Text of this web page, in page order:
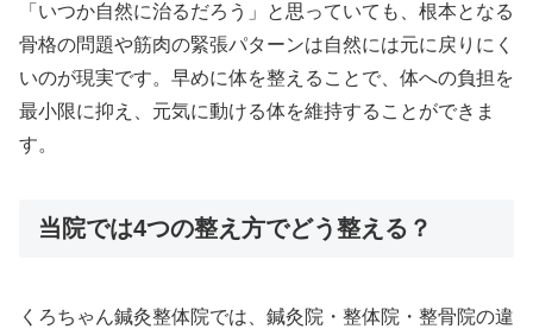
「いつか自然に治るだろう」と思っていても、根本となる
骨格の問題や筋肉の緊張パターンは自然には元に戻りにく
いのが現実です。早めに体を整えることで、体への負担を
最小限に抑え、元気に動ける体を維持することができま
す。
当院では4つの整え方でどう整える？
くろちゃん鍼灸整体院では、鍼灸院・整体院・整骨院の違